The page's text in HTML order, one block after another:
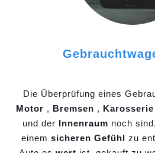
Die Überprüfung eines
Motor , Bremsen , Karosserie
und der Innenraum noch
einem sicheren Gefühl zu